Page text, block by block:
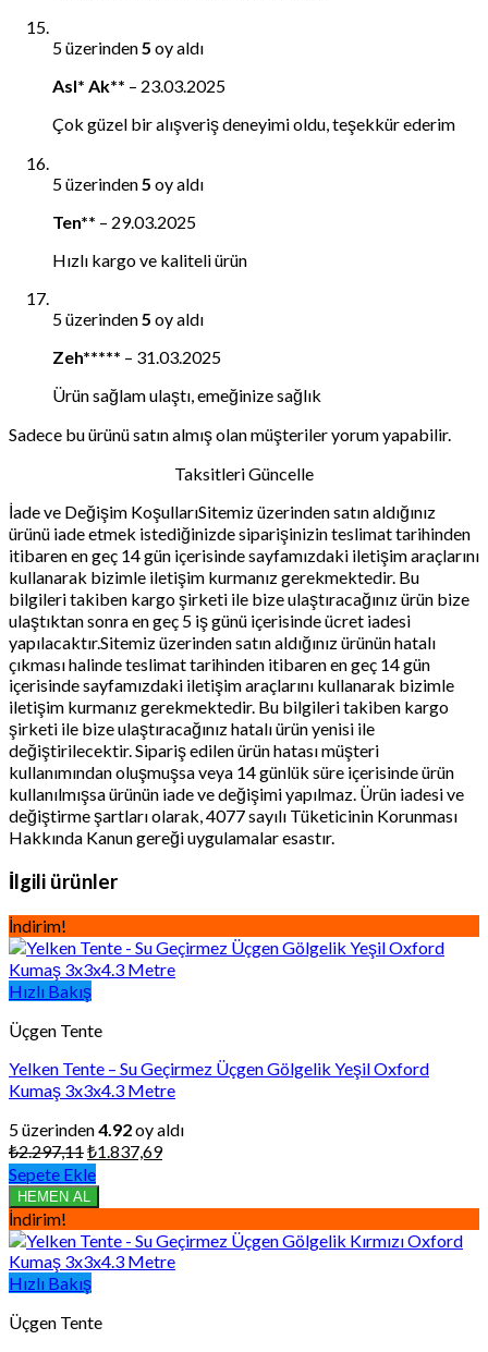
5 üzerinden5 oy aldı
Asl* Ak** – 23.03.2025
Çok güzel bir alışveriş deneyimi oldu, teşekkür ederim
5 üzerinden5 oy aldı
Ten** – 29.03.2025
Hızlı kargo ve kaliteli ürün
5 üzerinden5 oy aldı
Zeh***** – 31.03.2025
Ürün sağlam ulaştı, emeğinize sağlık
Sadece bu ürünü satın almış olan müşteriler yorum yapabilir.
Taksitleri Güncelle
İade ve Değişim KoşullarıSitemiz üzerinden satın aldığınız
ürünü iade etmek istediğinizde siparişinizin teslimat tarihinden
itibaren en geç 14 gün içerisinde sayfamızdaki iletişim araçlarını
kullanarak bizimle iletişim kurmanız gerekmektedir. Bu
bilgileri takiben kargo şirketi ile bize ulaştıracağınız ürün bize
ulaştıktan sonra en geç 5 iş günü içerisinde ücret iadesi
yapılacaktır.Sitemiz üzerinden satın aldığınız ürünün hatalı
çıkması halinde teslimat tarihinden itibaren en geç 14 gün
içerisinde sayfamızdaki iletişim araçlarını kullanarak bizimle
iletişim kurmanız gerekmektedir. Bu bilgileri takiben kargo
şirketi ile bize ulaştıracağınız hatalı ürün yenisi ile
değiştirilecektir. Sipariş edilen ürün hatası müşteri
kullanımından oluşmuşsa veya 14 günlük süre içerisinde ürün
kullanılmışsa ürünün iade ve değişimi yapılmaz. Ürün iadesi ve
değiştirme şartları olarak, 4077 sayılı Tüketicinin Korunması
Hakkında Kanun gereği uygulamalar esastır.
İlgili ürünler
İndirim!
Hızlı Bakış
Üçgen Tente
Yelken Tente – Su Geçirmez Üçgen Gölgelik Yeşil Oxford
Kumaş 3x3x4.3 Metre
5 üzerinden4.92oy aldı
₺2.297,11Orijinal
fiyat:
₺2.297,11.
₺1.837,69Şu
₺1.837,69.
Sepete Ekle
HEMEN AL
İndirim!
Hızlı Bakış
Üçgen Tente